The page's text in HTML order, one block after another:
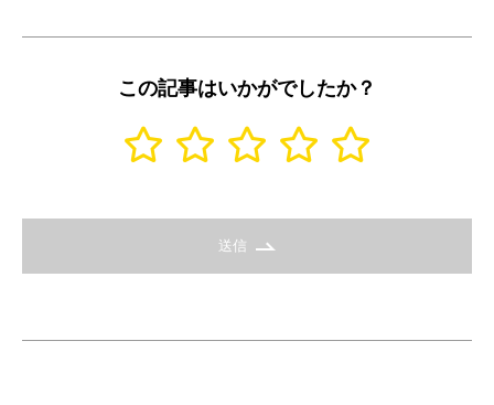
この記事はいかがでしたか？
送信